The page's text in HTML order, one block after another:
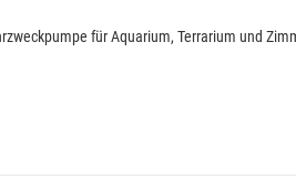
für Aquarium, Terrarium und